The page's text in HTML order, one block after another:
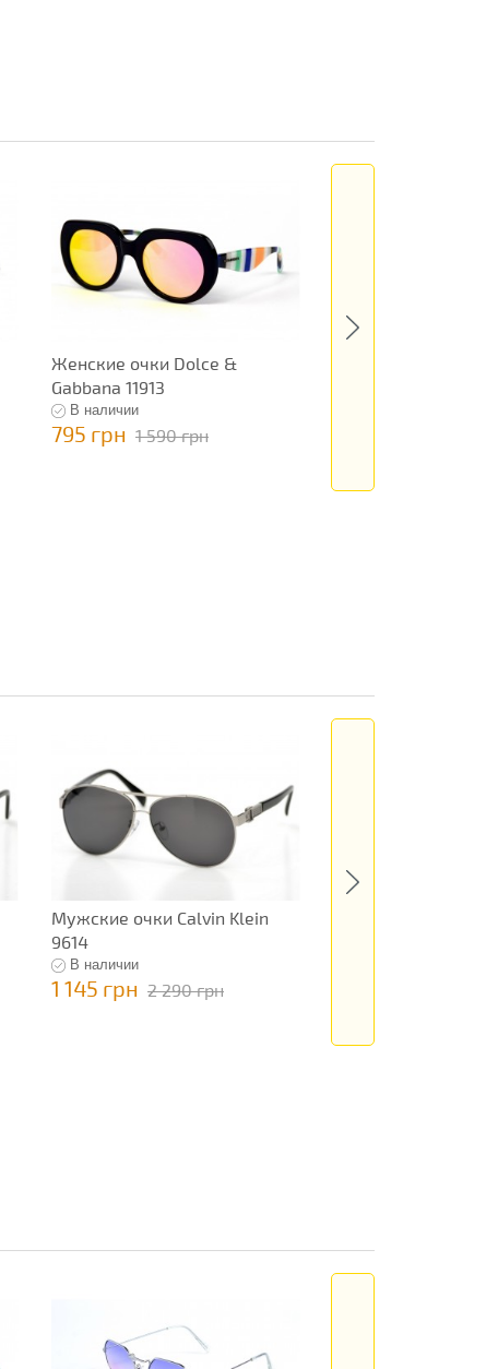
Женские очки Dolce &
Gabbana 11913
В наличии
795 грн 1 590 грн
Мужские очки Calvin Klein
9614
В наличии
1 145 грн 2 290 грн